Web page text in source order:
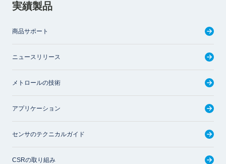
実績製品
商品サポート
ニュースリリース
メトロールの技術
アプリケーション
センサのテクニカルガイド
CSRの取り組み